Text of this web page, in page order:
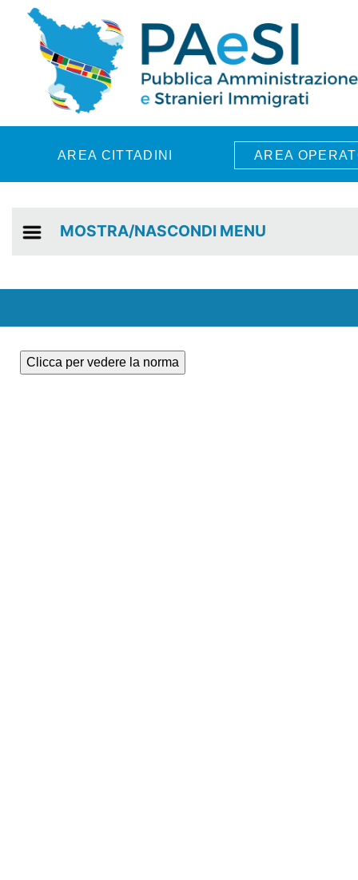
Skip to main content
AREA CITTADINI AREA
MOSTRA/NASCONDI MENU
Clicca per vedere la norma